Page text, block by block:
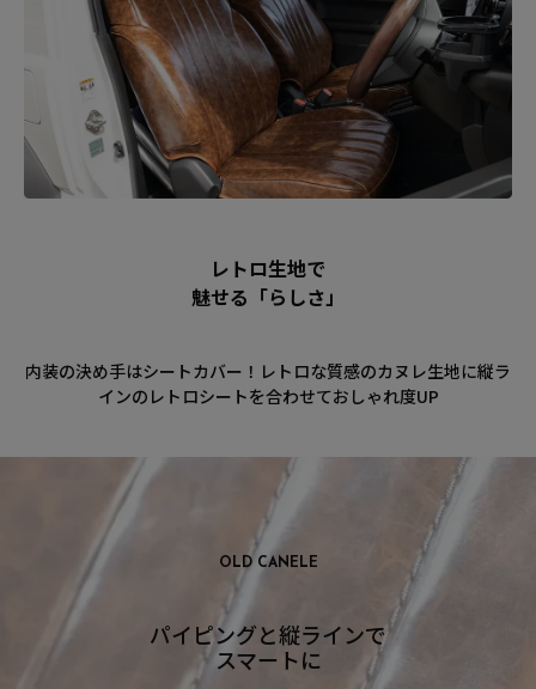
レトロ生地で
魅せる「らしさ」
内装の決め手はシートカバー！レトロな質感のカヌレ生地に縦ラ
インのレトロシートを合わせておしゃれ度UP
OLD CANELE
パイピングと縦ラインで
スマートに